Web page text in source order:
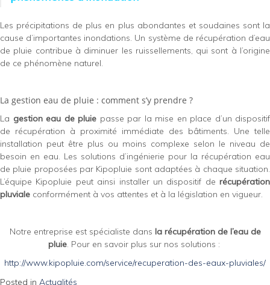
Les précipitations de plus en plus abondantes et soudaines sont la
cause d’importantes inondations. Un système de récupération d’eau
de pluie contribue à diminuer les ruissellements, qui sont à l’origine
de ce phénomène naturel.
La gestion eau de pluie : comment s’y prendre ?
La gestion eau de pluie passe par la mise en place d’un dispositif
de récupération à proximité immédiate des bâtiments. Une telle
installation peut être plus ou moins complexe selon le niveau de
besoin en eau. Les solutions d’ingénierie pour la récupération eau
de pluie proposées par Kipopluie sont adaptées à chaque situation.
L’équipe Kipopluie peut ainsi installer un dispositif de récupération
pluviale conformément à vos attentes et à la législation en vigueur.
Notre entreprise est spécialiste dans la récupération de l’eau de
pluie. Pour en savoir plus sur nos solutions :
http://www.kipopluie.com/service/recuperation-des-eaux-pluviales/
Posted in Actualités